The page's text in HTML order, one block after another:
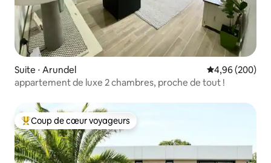
Suite ⋅ Arundel Évaluation
4,96 (200)
appartement de luxe 2 chambres, proche de tout !
Coups de cœur voyageurs les plus appréciés
Coup de cœur voyageurs